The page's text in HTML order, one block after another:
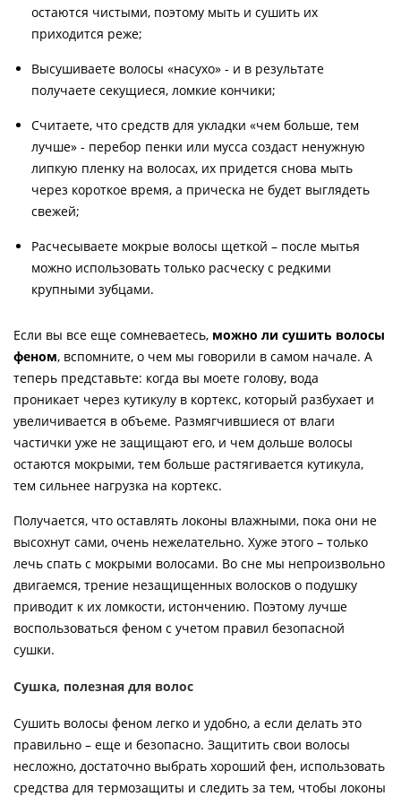
остаются чистыми, поэтому мыть и сушить их
приходится реже;
Высушиваете волосы «насухо» - и в результате
получаете секущиеся, ломкие кончики;
Считаете, что средств для укладки «чем больше, тем
лучше» - перебор пенки или мусса создаст ненужную
липкую пленку на волосах, их придется снова мыть
через короткое время, а прическа не будет выглядеть
свежей;
Расчесываете мокрые волосы щеткой – после мытья
можно использовать только расческу с редкими
крупными зубцами.
Если вы все еще сомневаетесь, можно ли сушить волосы
феном, вспомните, о чем мы говорили в самом начале. А
теперь представьте: когда вы моете голову, вода
проникает через кутикулу в кортекс, который разбухает и
увеличивается в объеме. Размягчившиеся от влаги
частички уже не защищают его, и чем дольше волосы
остаются мокрыми, тем больше растягивается кутикула,
тем сильнее нагрузка на кортекс.
Получается, что оставлять локоны влажными, пока они не
высохнут сами, очень нежелательно. Хуже этого – только
лечь спать с мокрыми волосами. Во сне мы непроизвольно
двигаемся, трение незащищенных волосков о подушку
приводит к их ломкости, истончению. Поэтому лучше
воспользоваться феном с учетом правил безопасной
сушки.
Сушка, полезная для волос
Сушить волосы феном легко и удобно, а если делать это
правильно – еще и безопасно. Защитить свои волосы
несложно, достаточно выбрать хороший фен, использовать
средства для термозащиты и следить за тем, чтобы локоны